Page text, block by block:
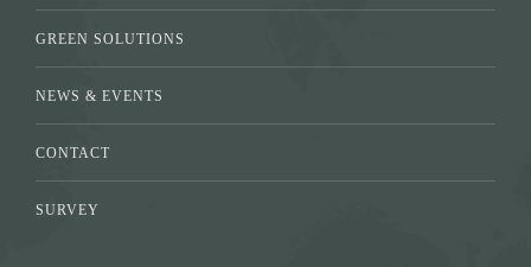
GREEN SOLUTIONS
NEWS & EVENTS
CONTACT
SURVEY